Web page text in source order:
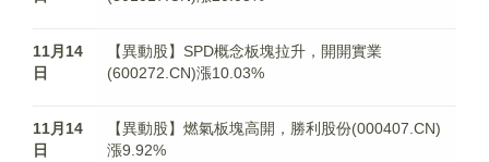
11月14
日
【異動股】SPD概念板塊拉升，開開實業
(600272.CN)漲10.03%
11月14
日
【異動股】燃氣板塊高開，勝利股份(000407.CN)
漲9.92%